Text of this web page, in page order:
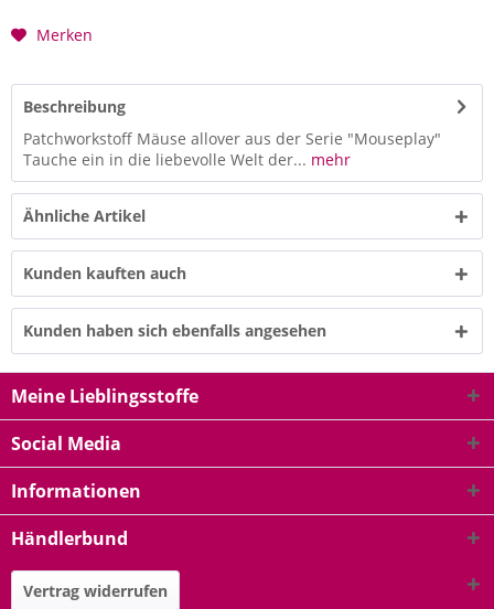
Merken
Beschreibung
Patchworkstoff Mäuse allover aus der Serie "Mouseplay"
Tauche ein in die liebevolle Welt der... mehr
Ähnliche Artikel
Kunden kauften auch
Kunden haben sich ebenfalls angesehen
Meine Lieblingsstoffe
Social Media
Informationen
Händlerbund
Vertrag widerrufen